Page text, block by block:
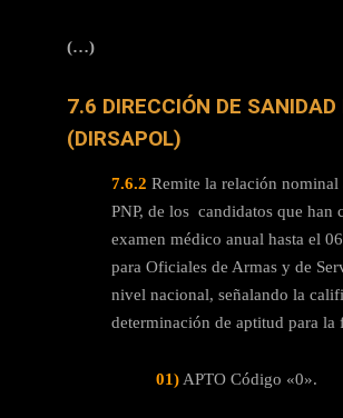
(…)
7.6 DIRECCIÓN DE
(DIRSAPOL)
7.6.2 Remite la relación
PNP, de los candidatos que han
examen médico anual hasta el
para Oficiales de Armas y de
nivel nacional, señalando la
determinación de aptitud para
01) APTO Código «0».